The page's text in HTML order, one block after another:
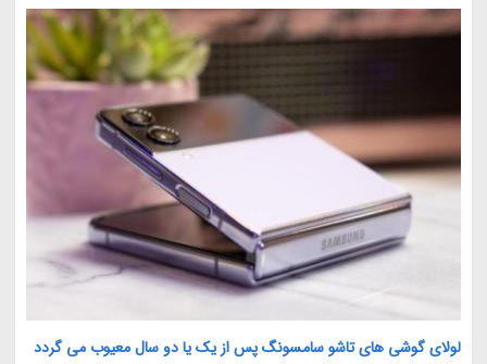
لولای گوشی های تاشو سامسونگ پس از یک یا دو سال معیوب می گردد